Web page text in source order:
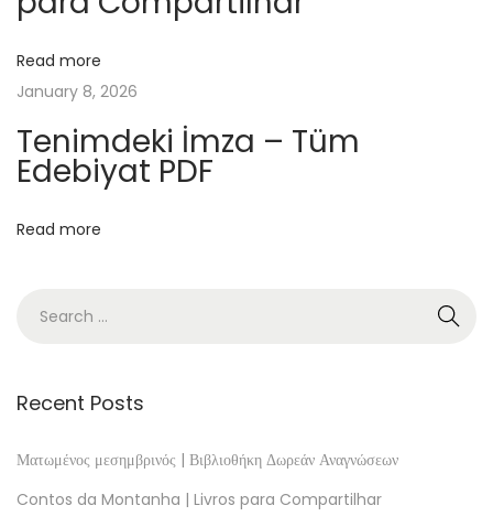
d
O
n
n
A
s
i
Read more
January 8, 2026
Tenimdeki İmza – Tüm
Edebiyat PDF
Read more
Recent Posts
Ματωμένος μεσημβρινός | Βιβλιοθήκη Δωρεάν Αναγνώσεων
Contos da Montanha | Livros para Compartilhar